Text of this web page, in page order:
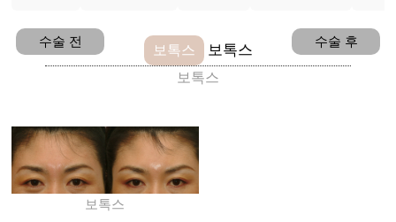
수술 전 수술 후
보톡스 보톡스
보톡스
보톡스